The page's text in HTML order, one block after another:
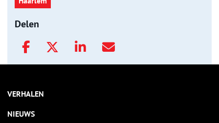
Delen
VERHALEN
NIEUWS